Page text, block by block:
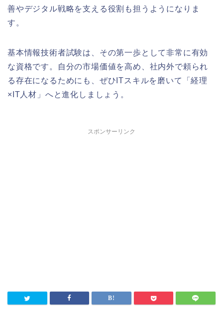
善やデジタル戦略を支える役割も担うようになりま
す。
基本情報技術者試験は、その第一歩として非常に有効
な資格です。自分の市場価値を高め、社内外で頼られ
る存在になるためにも、ぜひITスキルを磨いて「経理
×IT人材」へと進化しましょう。
スポンサーリンク